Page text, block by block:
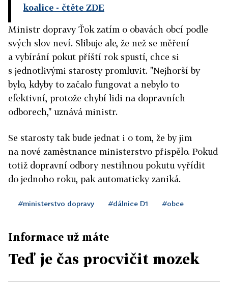
koalice - čtěte ZDE
Ministr dopravy Ťok zatím o obavách obcí podle
svých slov neví. Slibuje ale, že než se měření
a vybírání pokut příští rok spustí, chce si
s jednotlivými starosty promluvit. "Nejhorší by
bylo, kdyby to začalo fungovat a nebylo to
efektivní, protože chybí lidi na dopravních
odborech," uznává ministr.
Se starosty tak bude jednat i o tom, že by jim
na nové zaměstnance ministerstvo přispělo. Pokud
totiž dopravní odbory nestihnou pokutu vyřídit
do jednoho roku, pak automaticky zaniká.
#ministerstvo dopravy #dálnice D1 #obce
Informace už máte
Teď je čas procvičit mozek